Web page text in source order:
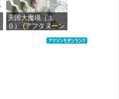
天国大魔境（１
０） (アフタヌーン